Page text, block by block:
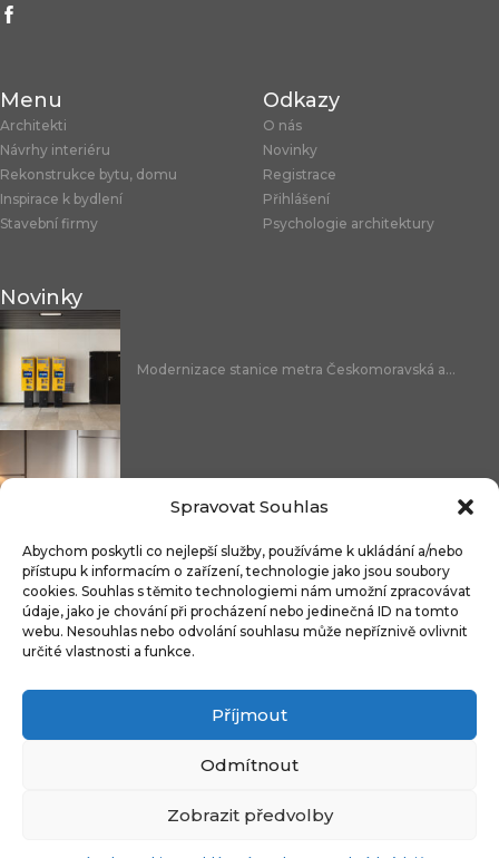
Spravovat Souhlas
Abychom poskytli co nejlepší služby, používáme k ukládání a/nebo
přístupu k informacím o zařízení, technologie jako jsou soubory
cookies. Souhlas s těmito technologiemi nám umožní zpracovávat
údaje, jako je chování při procházení nebo jedinečná ID na tomto
webu. Nesouhlas nebo odvolání souhlasu může nepříznivě ovlivnit
určité vlastnosti a funkce.
Příjmout
Odmítnout
Zobrazit předvolby
Menu
Architekti
Návrhy interiéru
Rekonstrukce bytu, domu
Inspirace k bydlení
Stavební firmy
Odkazy
O nás
Novinky
Registrace
Přihlášení
Psychologie architektury
Novinky
Modernizace stanice metra Českomoravská a...
Čistitelné látky s technologií FibreGuard®:...
Copyright © 2009-2024 CZECH DECO TEAM. All rights reserved.